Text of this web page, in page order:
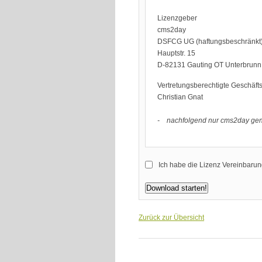
Lizenzgeber
cms2day
DSFCG UG
Hauptstr. 15
D-82131 Gauting OT Unterbrunn
Vertretungsberechtigte
Christian Gnat
- nachfolgend nur cms2day
seiner Internetseiten erstellen,
Voraussetzung für die Nutzung
Versionen - für neuere
Ich habe die Lizenz
Zurück zur Übersicht